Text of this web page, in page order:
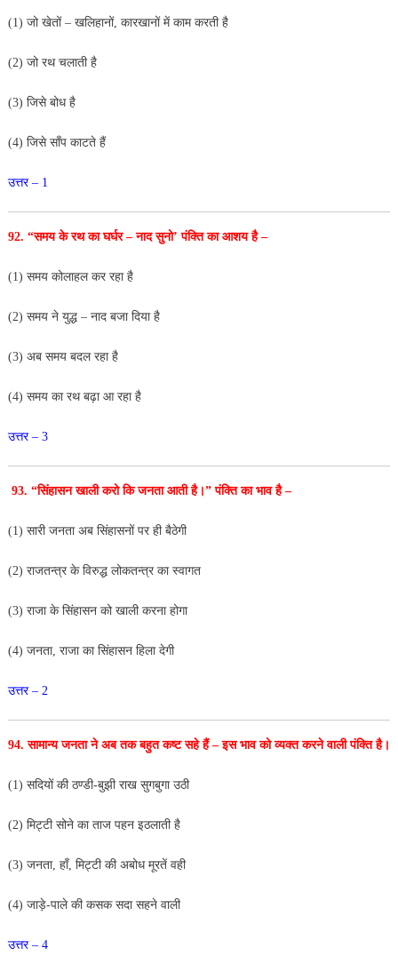
(1) जो खेतों – खलिहानों, कारखानों में काम करती है
(2) जो रथ चलाती है
(3) जिसे बोध है
(4) जिसे साँप काटते हैं
उत्तर – 1
92. “समय के रथ का घर्घर – नाद सुनो’ पंक्ति का आशय है –
(1) समय कोलाहल कर रहा है
(2) समय ने युद्ध – नाद बजा दिया है
(3) अब समय बदल रहा है
(4) समय का रथ बढ़ा आ रहा है
उत्तर – 3
93. “सिंहासन खाली करो कि जनता आती है।” पंक्ति का भाव है –
(1) सारी जनता अब सिंहासनों पर ही बैठेगी
(2) राजतन्त्र के विरुद्ध लोकतन्त्र का स्वागत
(3) राजा के सिंहासन को खाली करना होगा
(4) जनता, राजा का सिंहासन हिला देगी
उत्तर – 2
94. सामान्य जनता ने अब तक बहुत कष्ट सहे हैं – इस भावको व्यक्त करने वाली पंक्ति है।
(1) सदियों की ठण्डी-बुझी राख सुगबुगा उठी
(2) मिट्टी सोने का ताज पहन इठलाती है
(3) जनता, हाँ, मिट्टी की अबोध मूरतें वही
(4) जाड़े-पाले की कसक सदा सहने वाली
उत्तर – 4